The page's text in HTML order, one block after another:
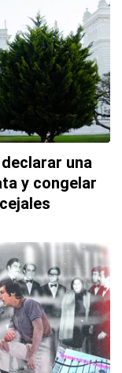
una
y congelar